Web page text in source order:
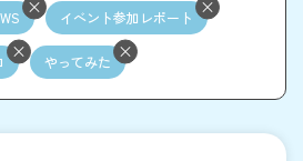
イベント参加レポート
やってみた